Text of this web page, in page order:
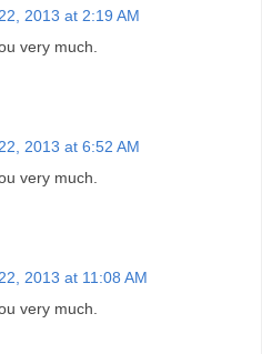
2013 at 2:19 AM
very much.
2013 at 6:52 AM
very much.
2013 at 11:08 AM
very much.